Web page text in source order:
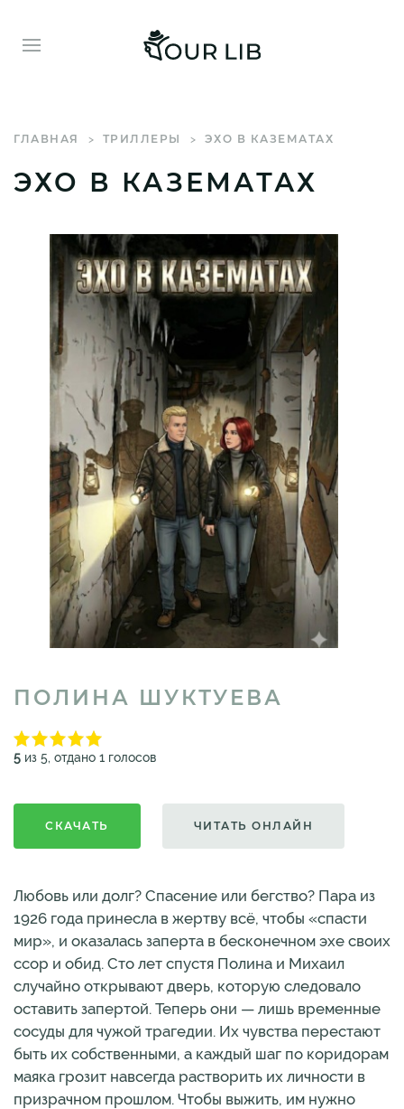
ГЛАВНАЯ ТРИЛЛЕРЫ ЭХО В КАЗЕМАТАХ
ЭХО В КАЗЕМАТАХ
ПОЛИНА ШУКТУЕВА
5 из 5, отдано 1 голосов
СКАЧАТЬ ЧИТАТЬ ОНЛАЙН
Любовь или долг? Спасение или бегство? Пара из
1926 года принесла в жертву всё, чтобы «спасти
мир», и оказалась заперта в бесконечном эхе своих
ссор и обид. Сто лет спустя Полина и Михаил
случайно открывают дверь, которую следовало
оставить запертой. Теперь они — лишь временные
сосуды для чужой трагедии. Их чувства перестают
быть их собственными, а каждый шаг по коридорам
маяка грозит навсегда растворить их личности в
призрачном прошлом. Чтобы выжить, им нужно